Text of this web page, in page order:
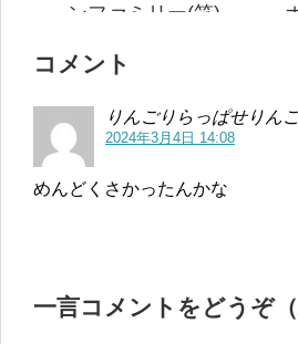
ンファミリー(笑)
コメント
りんごりらっぱせりん
2024年3月4日 14:08
めんどくさかったんかな
一言コメントをどうぞ